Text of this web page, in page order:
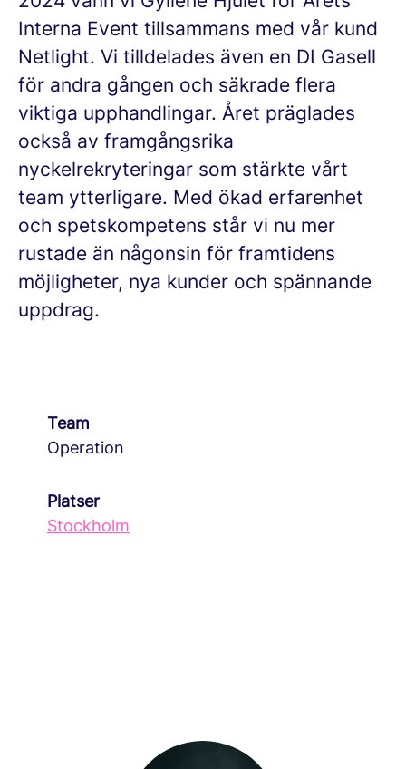
Interna Event tillsammans med vår kund
Netlight. Vi tilldelades även en DI Gasell
för andra gången och säkrade flera
viktiga upphandlingar. Året präglades
också av framgångsrika
nyckelrekryteringar som stärkte vårt
team ytterligare. Med ökad erfarenhet
och spetskompetens står vi nu mer
rustade än någonsin för framtidens
möjligheter, nya kunder och spännande
uppdrag.
Team
Operation
Platser
Stockholm